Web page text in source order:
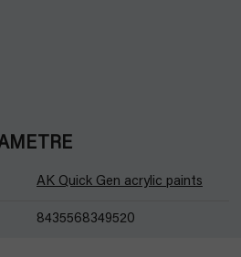
AK Quick Gen acrylic paints
8435568349520